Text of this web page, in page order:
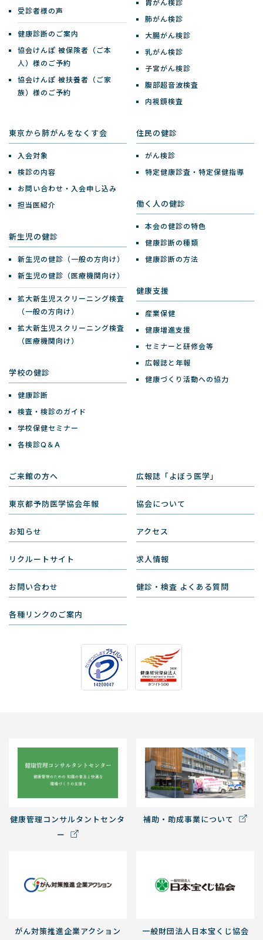
受診者様の声
健康診断のご案内
協会けんぽ 被保険者（ご本
人）様のご予約
協会けんぽ 被扶養者（ご家
族）様のご予約
胃がん検診
肺がん検診
大腸がん検診
乳がん検診
子宮がん検診
腹部超音波検査
内視鏡検査
東京から肺がんをなくす会
入会対象
検診の内容
お問い合わせ・入会申し込み
担当医紹介
新生児の健診
新生児の健診（一般の方向け）
新生児の健診（医療機関向け）
拡大新生児スクリーニング検査
（一般の方向け）
拡大新生児スクリーニング検査
（医療機関向け）
学校の健診
健康診断
検査・検診のガイド
学校保健セミナー
各検診Q＆A
住民の健診
がん検診
特定健康診査・特定保健指導
働く人の健診
本会の健診の特色
健康診断の種類
健康診断の方法
健康支援
産業保健
健康増進支援
セミナーと研修会等
広報誌と年報
健康づくり活動への協力
ご来館の方へ 広報誌「よぼう医学」
東京都予防医学協会年報 協会について
お知らせ アクセス
リクルートサイト 求人情報
お問い合わせ 健診・検査 よくある質問
各種リンクのご案内
健康管理コンサルタントセンタ
ー
補助・助成事業について
がん対策推進企業アクション 一般財団法人日本宝くじ協会